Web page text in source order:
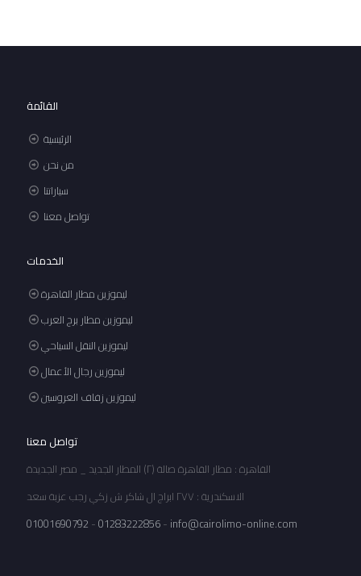
القائمة
الرئيسية
من نحن
سياراتنا
تواصل معنا
الخدمات
ليموزين مطار القاهرة
ليموزين مطار برج العرب
ليموزين النقل السياحي
ليموزين رجال الأعمال
ليموزين زفاف العروسين
تواصل معنا
القاهرة : مطار القاهرة صالة (٢) المطار الجديد _ مصر الجديدة
الاسكندرية : ٢٧٧ ابراج ال شاكر ش زكي رجب عزبة سعد
01001690792 -01283222856- info@cairolimo-online.com